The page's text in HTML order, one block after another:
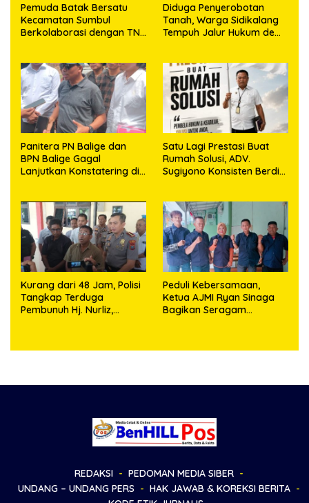
Pemuda Batak Bersatu
Kecamatan Sumbul
Berkolaborasi dengan TNI
023/KS dan HUT Ke-81
Kemerdekaan RI
Diduga Penyerobotan
Tanah, Warga Sidikalang
Tempuh Jalur Hukum demi
Panitera PN Balige dan
BPN Balige Gagal
Lanjutkan Konstatering di
Satu Lagi Prestasi Buat
Rumah Solusi, ADV.
Sugiyono Konsisten Berdiri
Kurang dari 48 Jam, Polisi
Tangkap Terduga
Pembunuh Hj. Nurliz,
Peduli Kebersamaan,
Ketua AJMI Ryan Sinaga
Bagikan Seragam
REDAKSI
PEDOMAN MEDIA SIBER
UNDANG – UNDANG PERS
HAK JAWAB & KOREKSI BERITA